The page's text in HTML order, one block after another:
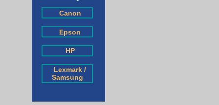
Canon
Epson
HP
Lexmark /
Samsung